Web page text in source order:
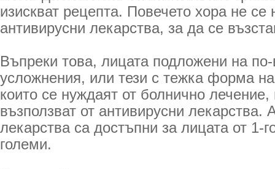
изискват рецепта. Повечето хора не се
антивирусни лекарства, за да се
Въпреки това, лицата подложени на по-
усложнения, или тези с тежка форма
които се нуждаят от болнично лечение,
възползват от антивирусни лекарства.
лекарства са достъпни за лицата от 1-
големи.